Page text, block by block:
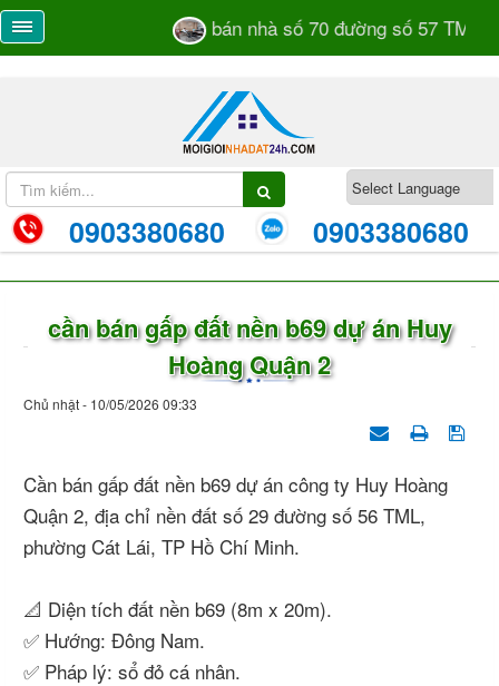
bán nhà số 70 đường số 57 TML
0903380680 0903380680
cần bán gấp đất nền b69 dự án Huy
Hoàng Quận 2
Chủ nhật - 10/05/2026 09:33
Cần bán gấp đất nền b69 dự án công ty Huy Hoàng
Quận 2, địa chỉ nền đất số 29 đường số 56 TML,
phường Cát Lái, TP Hồ Chí Minh.
📐 Diện tích đất nền b69 (8m x 20m).
✅ Hướng: Đông Nam.
✅ Pháp lý: sổ đỏ cá nhân.